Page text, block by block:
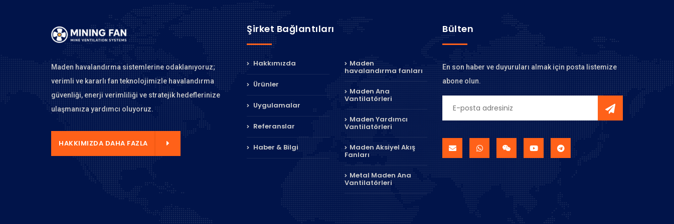
Maden havalandırma sistemlerine odaklanıyoruz;
verimli ve kararlı fan teknolojimizle havalandırma
güvenliği, enerji verimliliği ve stratejik hedeflerinize
ulaşmanıza yardımcı oluyoruz.
HAKKIMIZDA DAHA FAZLA
Şirket Bağlantıları
Hakkımızda
Ürünler
Uygulamalar
Referanslar
Haber & Bilgi
Maden
havalandırma fanları
Maden Ana
Vantilatörleri
Maden Yardımcı
Vantilatörleri
Maden Aksiyel Akış
Fanları
Metal Maden Ana
Vantilatörleri
Bülten
En son haber ve duyuruları almak için posta listemize
abone olun.